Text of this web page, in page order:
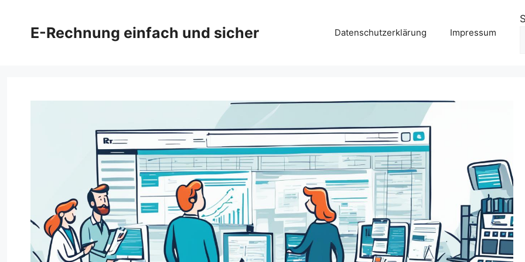
springenE-Rechnung einfach und sicher Datenschutzerklärung Impressum